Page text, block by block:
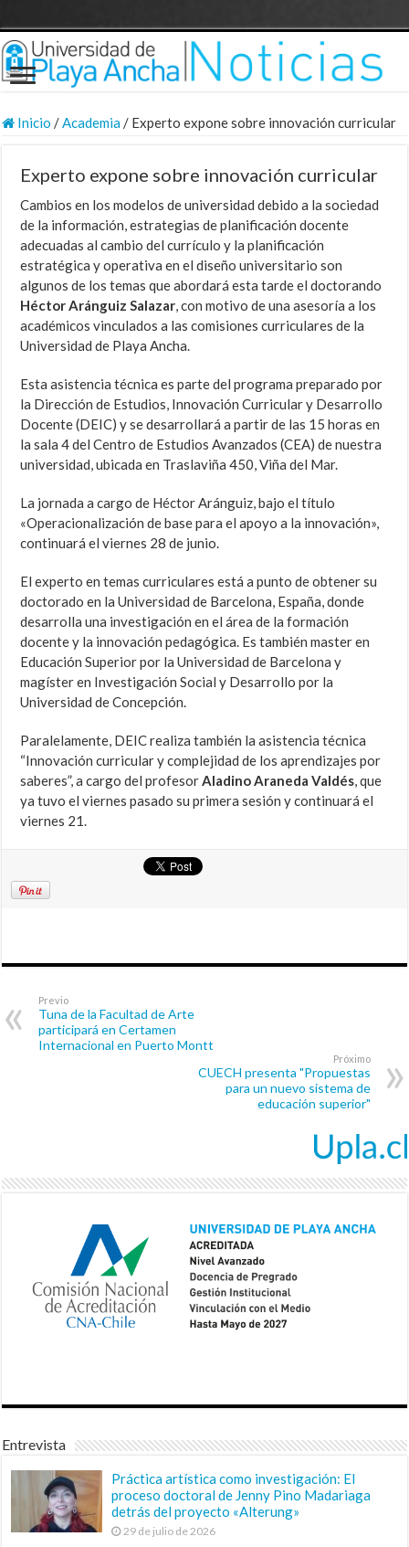
Inicio /Academia/ Experto expone sobre innovación curricular
Experto expone sobre innovación curricular
Cambios en los modelos de universidad debido a la sociedad
de la información, estrategias de planificación docente
adecuadas al cambio del currículo y la planificación
estratégica y operativa en el diseño universitario son
algunos de los temas que abordará esta tarde el doctorando
Héctor Aránguiz Salazar, con motivo de una asesoría a los
académicos vinculados a las comisiones curriculares de la
Universidad de Playa Ancha.
Esta asistencia técnica es parte del programa preparado por
la Dirección de Estudios, Innovación Curricular y Desarrollo
Docente (DEIC) y se desarrollará a partir de las 15 horas en
la sala 4 del Centro de Estudios Avanzados (CEA) de nuestra
universidad, ubicada en Traslaviña 450, Viña del Mar.
La jornada a cargo de Héctor Aránguiz, bajo el título
«Operacionalización de base para el apoyo a la innovación»,
continuará el viernes 28 de junio.
El experto en temas curriculares está a punto de obtener su
doctorado en la Universidad de Barcelona, España, donde
desarrolla una investigación en el área de la formación
docente y la innovación pedagógica. Es también master en
Educación Superior por la Universidad de Barcelona y
magíster en Investigación Social y Desarrollo por la
Universidad de Concepción.
Paralelamente, DEIC realiza también la asistencia técnica
“Innovación curricular y complejidad de los aprendizajes por
saberes”, a cargo del profesorAladino Araneda Valdés, que
ya tuvo el viernes pasado su primera sesión y continuará el
viernes 21.
Previo
Tuna de la Facultad de Arte
participará en Certamen
Internacional en Puerto Montt
Próximo
CUECH presenta "Propuestas
para un nuevo sistema de
educación superior"
Entrevista
Práctica artística como investigación: El
proceso doctoral de Jenny Pino Madariaga
detrás del proyecto «Alterung»
29 de julio de 2026